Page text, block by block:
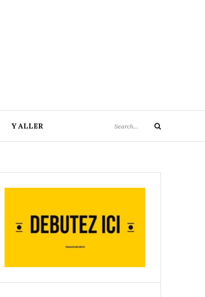
Y ALLER
for:
Search